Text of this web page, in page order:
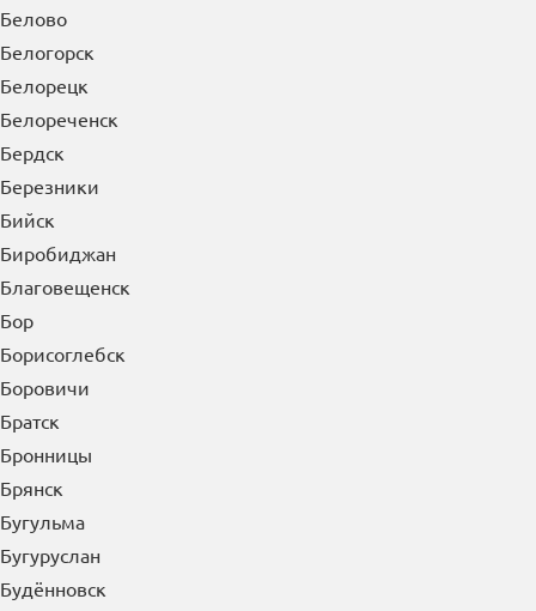
Белово
Белогорск
Белорецк
Белореченск
Бердск
Березники
Бийск
Биробиджан
Благовещенск
Бор
Борисоглебск
Боровичи
Братск
Бронницы
Брянск
Бугульма
Бугуруслан
Будённовск